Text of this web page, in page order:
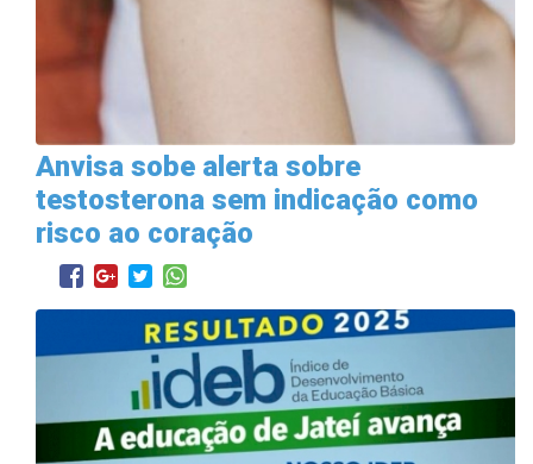
Anvisa sobe alerta sobre
testosterona sem indicação como
risco ao coração